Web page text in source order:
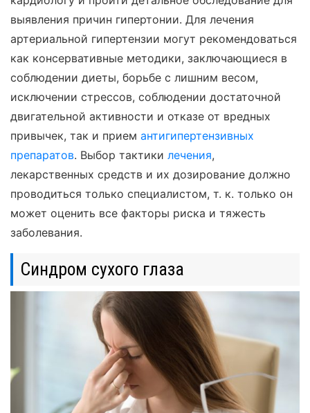
выявления причин гипертонии. Для лечения
артериальной гипертензии могут рекомендоваться
как консервативные методики, заключающиеся в
соблюдении диеты, борьбе с лишним весом,
исключении стрессов, соблюдении достаточной
двигательной активности и отказе от вредных
привычек, так и прием антигипертензивных
препаратов. Выбор тактики лечения,
лекарственных средств и их дозирование должно
проводиться только специалистом, т. к. только он
может оценить все факторы риска и тяжесть
заболевания.
Синдром сухого глаза